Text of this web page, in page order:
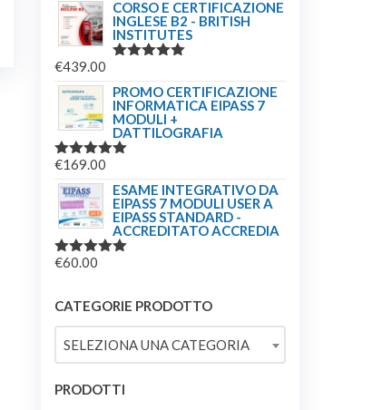
CORSO E CERTIFICAZIONE
INGLESE B2 - BRITISH
INSTITUTES
€439.00
PROMO CERTIFICAZIONE
INFORMATICA EIPASS 7
MODULI +
DATTILOGRAFIA
VALUTATO
5.00SU 5
€169.00
ESAME INTEGRATIVO DA
EIPASS 7 MODULI USER A
EIPASS STANDARD -
ACCREDITATO ACCREDIA
VALUTATO
€60.00
CATEGORIE PRODOTTO
SELEZIONA UNA CATEGORIA
PRODOTTI